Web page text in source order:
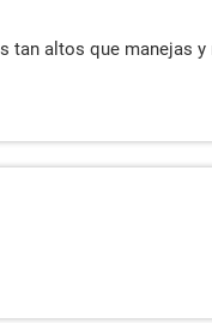
tan altos que manejas